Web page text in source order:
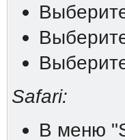
Safari:
В меню